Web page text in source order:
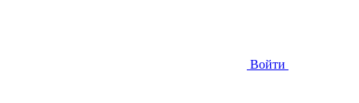
Войти